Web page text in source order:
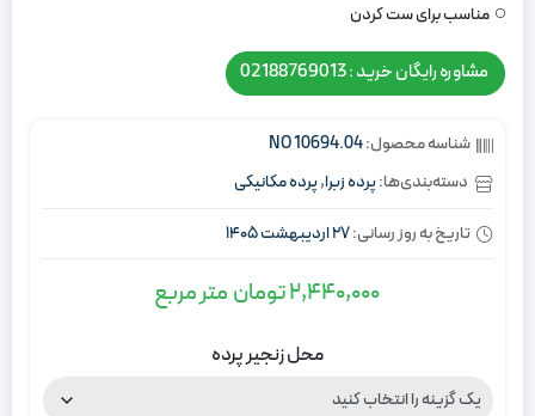
مناسب برای ست کردن
مشاوره رایگان خرید : 02188769013
شناسه محصول:NO 10694.04
دسته‌بندی‌ها:پرده زبرا,پرده مکانیکی
تاریخ به روز رسانی:27 اردیبهشت 1405
2,440,000تومان متر مربع
محل زنجیر پرده